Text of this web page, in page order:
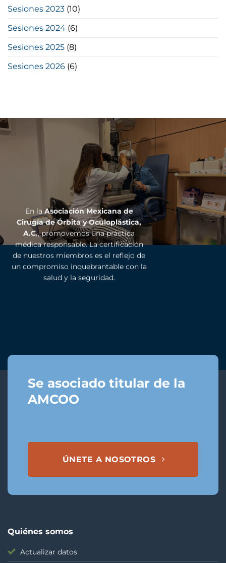
Sesiones 2023 (10)
Sesiones 2024 (6)
Sesiones 2025 (8)
Sesiones 2026 (6)
En la Asociación Mexicana de
Cirugía de Órbita y Oculoplástica,
A.C., promovemos una práctica
médica responsable. La certificación
de nuestros miembros es el reflejo de
un compromiso inquebrantable con la
salud y la seguridad.
Se asociado titular de la
AMCOO
ÚNETE A NOSOTROS
Quiénes somos
Actualizar datos